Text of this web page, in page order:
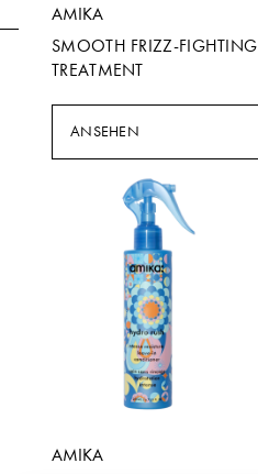
AMIKA
SMOOTH FRIZZ-FIGHTING
TREATMENT
ANSEHEN
AMIKA